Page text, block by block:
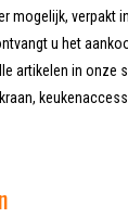
mogelijk, verpakt
u het
artikelen in onze